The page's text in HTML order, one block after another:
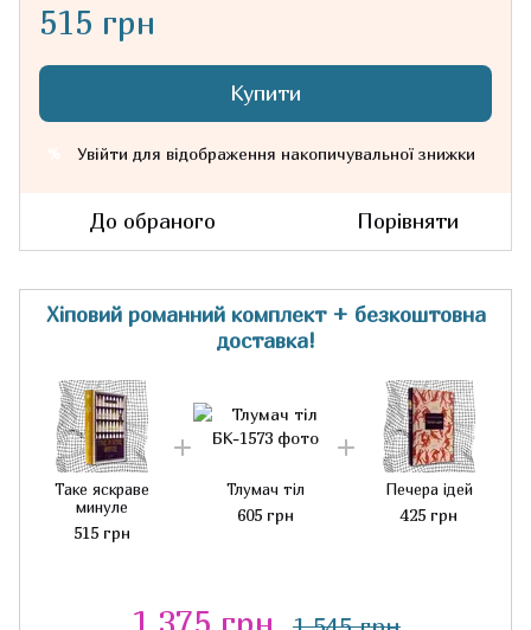
515 грн
Купити
Увійти для відображення накопичувальної знижки
До обраного Порівняти
Хіповий романний комплект + безкоштовна
доставка!
Таке яскраве
минуле
515 грн
Тлумач тіл
605 грн
Печера ідей
425 грн
1 375 грн